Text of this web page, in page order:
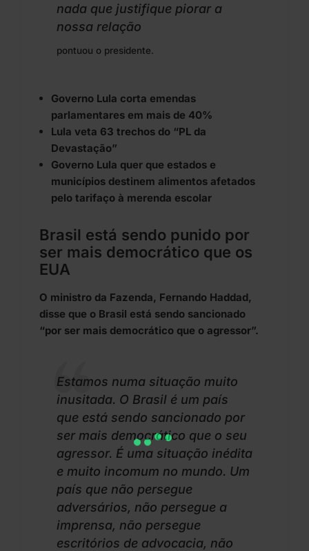
nada que justifique piorar a
nossa relação
pontuou o presidente.
Governo Lula corta emendas
parlamentares em mais de 40%
Lula veta 63 trechos do “PL da
Devastação”
Governo Lula quer que estados e
municípios destinem alimentos afetados
pelo tarifaço à merenda escolar
Brasil está sendo punido por
ser mais democrático que os
EUA
O ministro da Fazenda, Fernando Haddad,
disse que o Brasil está sendo sancionado
“por ser mais democrático que o agressor”.
Estamos numa situação muito
inusitada. O Brasil é um país
que está sendo sancionado por
ser mais democrático que o seu
agressor. É uma situação inédita
e muito incomum no mundo. Um
país que não persegue
adversários, não persegue a
imprensa, não persegue
escritórios de advocacia, não